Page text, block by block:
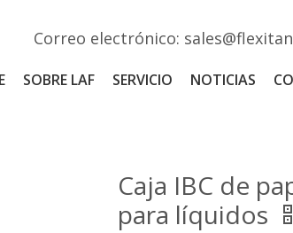
Correo electrónico:
SOBRE LAF SERVICIO NOTICIAS
Caja IBC de
para líquidos